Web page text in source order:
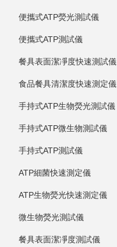
便攜式ATP熒光測試儀
便攜式ATP測試儀
餐具表面潔凈度快速測試儀
食品餐具清潔度快速測定儀
手持式ATP生物熒光測試儀
手持式ATP微生物測試儀
手持式ATP測試儀
ATP細菌快速測定儀
ATP生物熒光快速測定儀
微生物熒光測試儀
餐具表面潔凈度測試儀